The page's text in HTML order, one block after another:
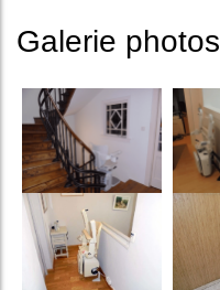
Galerie photos